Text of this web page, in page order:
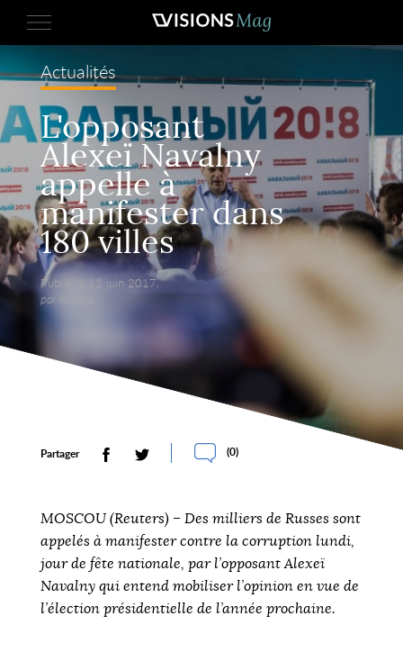
Actualités
L'opposant
Alexeï Navalny
appelle à
manifester dans
180 villes
Publié le 12 juin 2017,
par Reuters.
Partager (0)
MOSCOU (Reuters) – Des milliers de Russes sont
appelés à manifester contre la corruption lundi,
jour de fête nationale, par l’opposant Alexeï
Navalny qui entend mobiliser l’opinion en vue de
l’élection présidentielle de l’année prochaine.